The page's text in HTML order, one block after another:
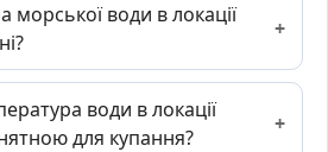
морської води в локації
води в локації
для купання?